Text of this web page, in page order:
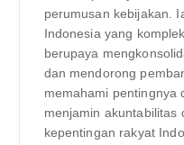
perumusan kebijakan.
Indonesia yang
berupaya
dan mendorong
memahami pentingnya
menjamin akuntabilitas
kepentingan rakyat